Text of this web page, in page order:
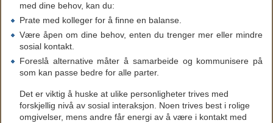
med dine behov, kan du:
Prate med kolleger for å finne en balanse.
Være åpen om dine behov, enten du trenger mer eller mindre
sosial kontakt.
Foreslå alternative måter å samarbeide og kommunisere på
som kan passe bedre for alle parter.
Det er viktig å huske at ulike personligheter trives med
forskjellig nivå av sosial interaksjon. Noen trives best i rolige
omgivelser, mens andre får energi av å være i kontakt med